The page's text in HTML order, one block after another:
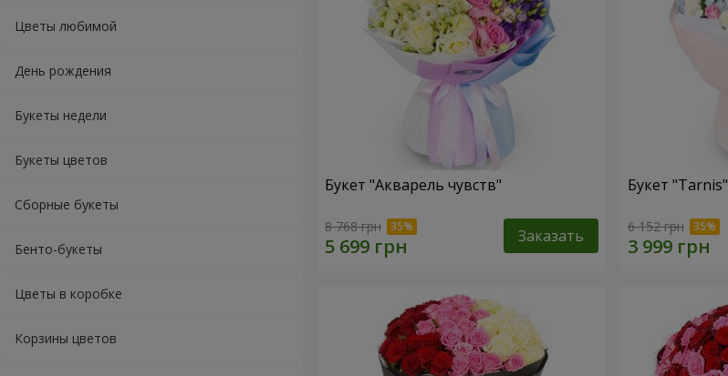
Цветы любимой
День рождения
Букеты недели
Букеты цветов
Сборные букеты
Бенто-букеты
Цветы в коробке
Корзины цветов
Букет "Акварель чувств"
8 768 грн Заказать
Букет "Tarnis"
6 152 грн